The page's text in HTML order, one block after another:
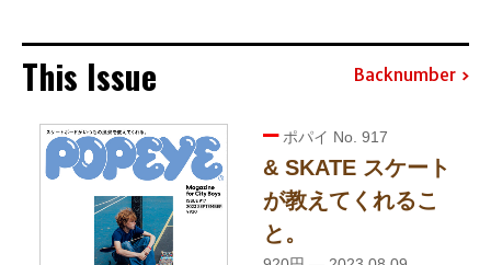
This Issue Backnumber
ポパイ No. 917
& SKATE スケート
が教えてくれるこ
と。